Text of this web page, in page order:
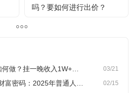
吗？要如何进行出价？
03/21
收入1W+，这份教程，小白可做~
02/15
年普通人如何抓住AI创业风口？